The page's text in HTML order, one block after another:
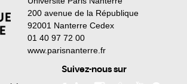
200 avenue de la République
92001 Nanterre Cedex
01 40 97 72 00
www.parisnanterre.fr
Suivez-nous sur